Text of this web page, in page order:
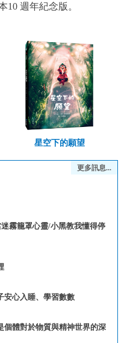
10 週年紀念版。
星空下的願望
更多訊息...
霧籠罩心靈/小黑教我懂得停
安心入睡、學習數數
個體對於物質與精神世界的深